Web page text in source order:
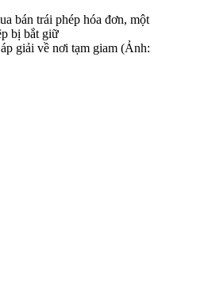
giải về nơi tạm giam (Ảnh: